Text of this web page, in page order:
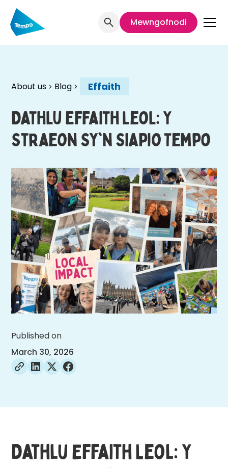
Mewngofnodi
About us Blog Effaith
Dathlu Effaith Leol: Y
Straeon Sy'n Siapio Tempo
Published on
March 30, 2026
Dathlu Effaith Leol: Y